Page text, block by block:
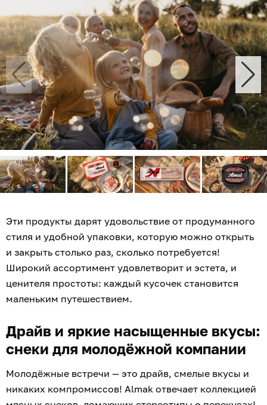
Эти продукты дарят удовольствие от продуманного
стиля и удобной упаковки, которую можно открыть
и закрыть столько раз, сколько потребуется!
Широкий ассортимент удовлетворит и эстета, и
ценителя простоты: каждый кусочек становится
маленьким путешествием.
Драйв и яркие насыщенные вкусы:
снеки для молодёжной компании
Молодёжные встречи — это драйв, смелые вкусы и
никаких компромиссов! Almak отвечает коллекцией